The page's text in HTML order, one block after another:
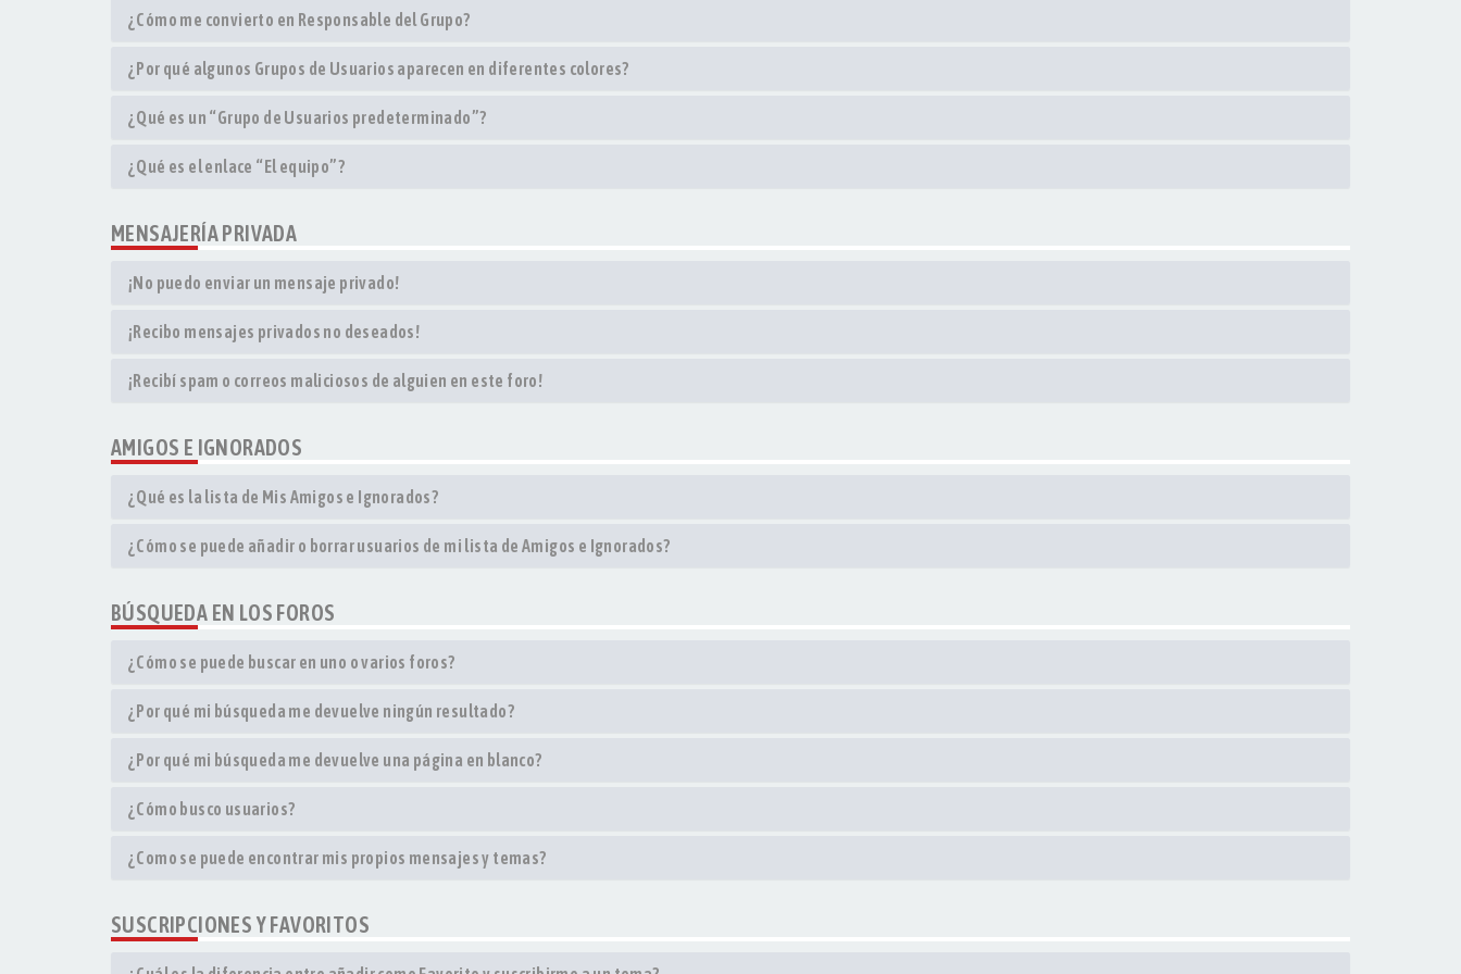
¿Cómo me convierto en Responsable del Grupo?
¿Por qué algunos Grupos de Usuarios aparecen en diferentes colores?
¿Qué es un “Grupo de Usuarios predeterminado”?
¿Qué es el enlace “El equipo”?
MENSAJERÍA PRIVADA
¡No puedo enviar un mensaje privado!
¡Recibo mensajes privados no deseados!
¡Recibí spam o correos maliciosos de alguien en este foro!
AMIGOS E IGNORADOS
¿Qué es la lista de Mis Amigos e Ignorados?
¿Cómo se puede añadir o borrar usuarios de mi lista de Amigos e Ignorados?
BÚSQUEDA EN LOS FOROS
¿Cómo se puede buscar en uno o varios foros?
¿Por qué mi búsqueda me devuelve ningún resultado?
¿Por qué mi búsqueda me devuelve una página en blanco?
¿Cómo busco usuarios?
¿Como se puede encontrar mis propios mensajes y temas?
SUSCRIPCIONES Y FAVORITOS